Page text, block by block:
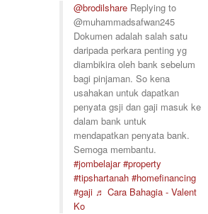
@brodilshare Replying to
@muhammadsafwan245
Dokumen adalah salah satu
daripada perkara penting yg
diambikira oleh bank sebelum
bagi pinjaman. So kena
usahakan untuk dapatkan
penyata gsji dan gaji masuk ke
dalam bank untuk
mendapatkan penyata bank.
Semoga membantu.
#jombelajar #property
#tipshartanah #homefinancing
#gaji ♬ Cara Bahagia - Valent
Ko